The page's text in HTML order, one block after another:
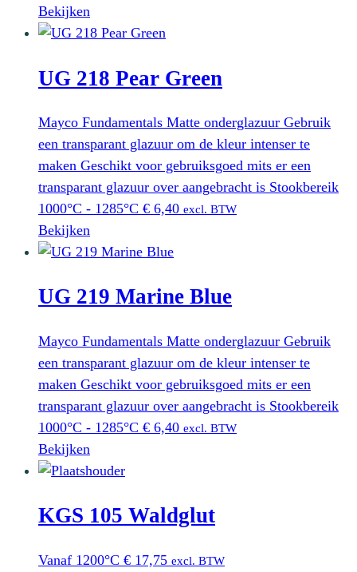
Bekijken
UG 218 Pear Green
Mayco Fundamentals Matte onderglazuur Gebruik
een transparant glazuur om de kleur intenser te
maken Geschikt voor gebruiksgoed mits er een
transparant glazuur over aangebracht is Stookbereik
1000°C - 1285°C € 6,40 excl. BTW
Bekijken
UG 219 Marine Blue
Mayco Fundamentals Matte onderglazuur Gebruik
een transparant glazuur om de kleur intenser te
maken Geschikt voor gebruiksgoed mits er een
transparant glazuur over aangebracht is Stookbereik
1000°C - 1285°C € 6,40 excl. BTW
Bekijken
KGS 105 Waldglut
Vanaf 1200°C € 17,75 excl. BTW